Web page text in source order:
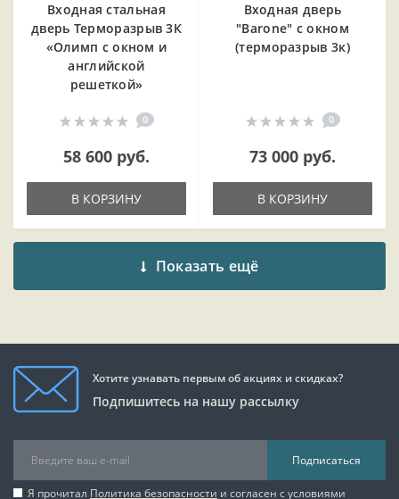
Входная cтальная
дверь Терморазрыв 3К
«Олимп с окном и
английской
решеткой»
0
58 600 руб.
В КОРЗИНУ
Входная дверь
"Barone" с окном
(терморазрыв 3к)
0
73 000 руб.
В КОРЗИНУ
Показать ещё
Хотите узнавать первым об акциях и скидках?
Подпишитесь на нашу рассылку
Подписаться
Я прочитал Политика безопасности и согласен с условиями